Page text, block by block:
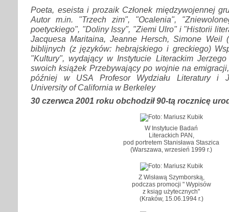
Poeta, eseista i prozaik Członek międzywojennej
Autor m.in. "Trzech zim", "Ocalenia",
poetyckiego", "Doliny Issy", "Ziemi Ulro" i "Historii
Jacquesa Maritaina, Jeanne Hersch, Simone Weil
biblijnych (z języków: hebrajskiego i greckiego)
"Kultury", wydający w Instytucie Literackim
swoich książek Przebywający po wojnie na
później w USA Profesor Wydziału Literatury i
University of California w Berkeley
30 czerwca 2001 roku obchodził 90-tą rocznicę
W Instytucie Badań
Literackich PAN,
pod portretem Stanisława Staszica
(Warszawa, wrzesień 1999 r.)
Z Wisławą Szymborską,
podczas promocji " Wypisów
z ksiąg użytecznych"
(Kraków, 15.06.1994 r.)